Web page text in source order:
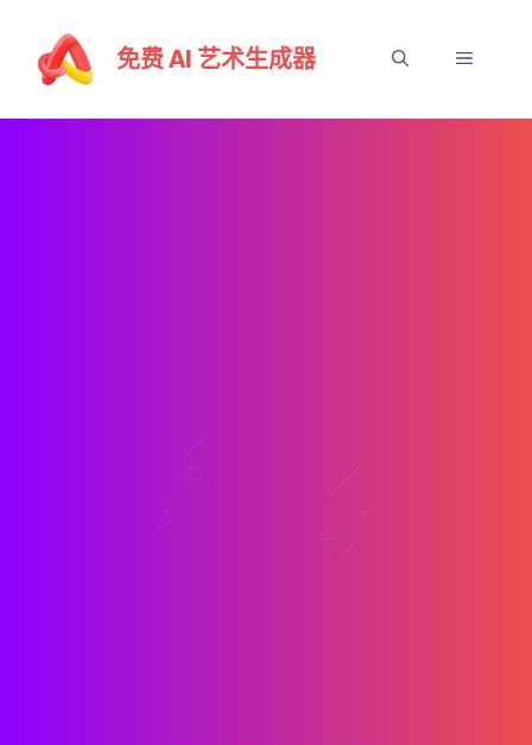
容
免费 AI 艺术生成器 菜